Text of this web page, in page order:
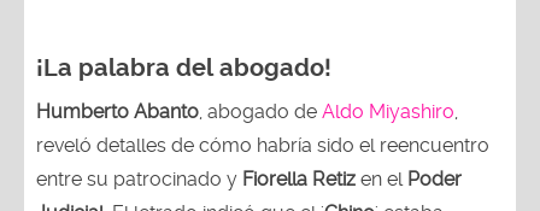
¡La palabra del abogado!
Humberto Abanto , abogado de Aldo Miyashiro
reveló detalles de cómo habría sido el reencuentro
entre su patrocinado y Fiorella Retiz en el Poder